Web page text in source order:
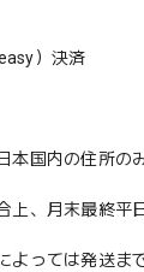
）決済
本国内の住所の
上、月末最終平
よっては発送ま